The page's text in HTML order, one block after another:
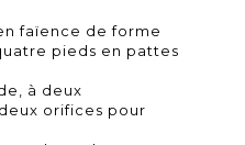
faïence de forme
pieds en pattes
à deux
orifices pour